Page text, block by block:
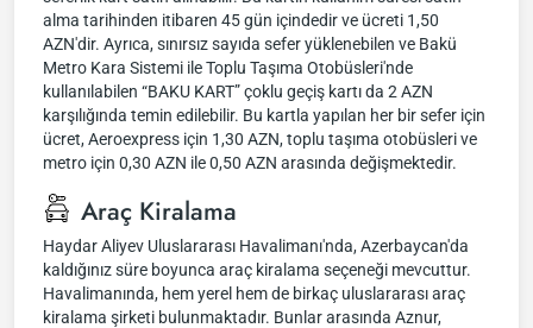
alma tarihinden itibaren 45 gün içindedir ve ücreti 1,50
AZN'dir. Ayrıca, sınırsız sayıda sefer yüklenebilen ve Bakü
Metro Kara Sistemi ile Toplu Taşıma Otobüsleri'nde
kullanılabilen “BAKU KART” çoklu geçiş kartı da 2 AZN
karşılığında temin edilebilir. Bu kartla yapılan her bir sefer için
ücret, Aeroexpress için 1,30 AZN, toplu taşıma otobüsleri ve
metro için 0,30 AZN ile 0,50 AZN arasında değişmektedir.
Araç Kiralama
Haydar Aliyev Uluslararası Havalimanı'nda, Azerbaycan'da
kaldığınız süre boyunca araç kiralama seçeneği mevcuttur.
Havalimanında, hem yerel hem de birkaç uluslararası araç
kiralama şirketi bulunmaktadır. Bunlar arasında Aznur,